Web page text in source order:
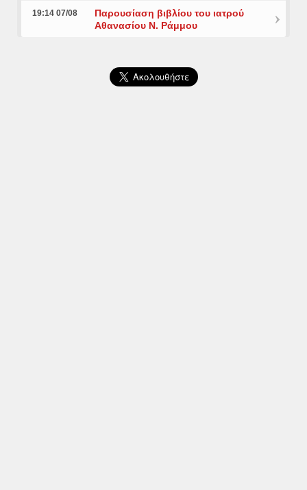
19:14 07/08
Παρουσίαση βιβλίου του ιατρού
Αθανασίου Ν. Ράμμου